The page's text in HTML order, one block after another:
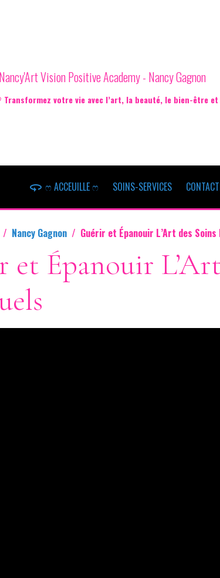
Nancy'Art Vision Positive Academy - Nancy Gagnon
votre vie avec l’art, la beauté, le bien-être
ෆ ACCEUILLE ෆ SOINS-SERVICES
Nancy Gagnon Guérir et Épanouir L’Art des
et Épanouir